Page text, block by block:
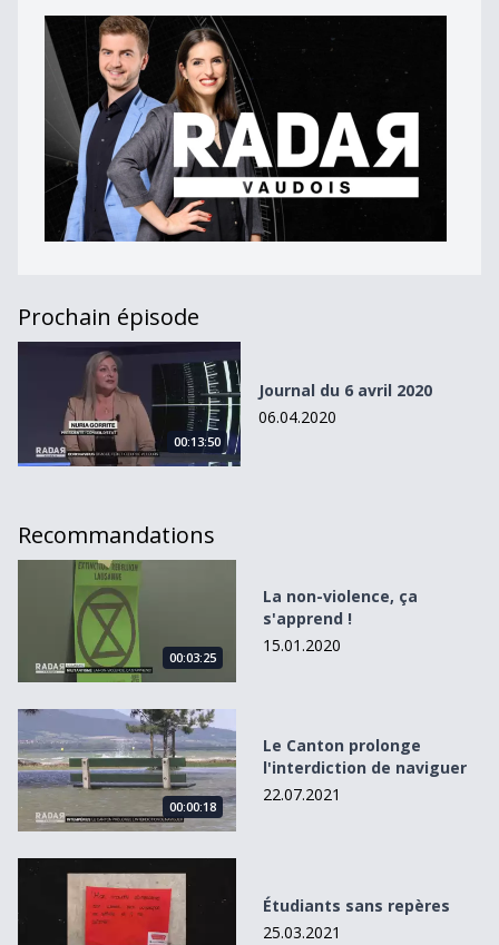
Prochain épisode
Journal du 6 avril 2020
00:13:50
Journal du 6 avril 2020
06.04.2020
Recommandations
La non-violence, ça s&#039;apprend !
00:03:25
La non-violence, ça
s'apprend !
15.01.2020
Le Canton prolonge l&#039;interdiction de naviguer
00:00:18
Le Canton prolonge
l'interdiction de naviguer
22.07.2021
Étudiants sans repères
Étudiants sans repères
25.03.2021